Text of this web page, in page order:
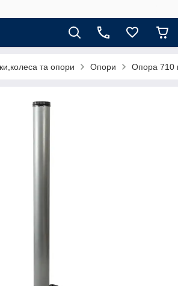
та опори Опори Опора 710